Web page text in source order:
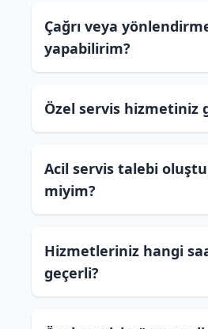
Çağrı veya
yapabilirim?
Özel servis hizmetiniz
Acil servis talebi
miyim?
Hizmetleriniz hangi
geçerli?